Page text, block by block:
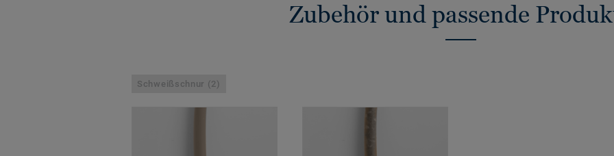
Zubehör und passende
Schweißschnur (2)